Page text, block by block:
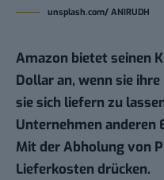
unsplash.com/ ANIRUDH
Amazon bietet seinen
Dollar an, wenn sie
sie sich liefern zu
Unternehmen anderen
Mit der Abholung von
Lieferkosten drücken.